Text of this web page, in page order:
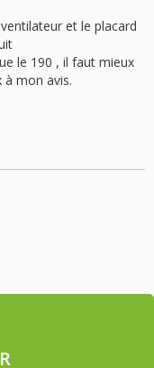
et le placard
le 190 , il faut mieux
mon avis.